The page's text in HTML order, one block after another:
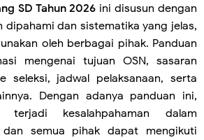
SD Tahun 2026 ini disusun dengan
dipahami dan sistematika yang jelas,
oleh berbagai pihak. Panduan
mengenai tujuan OSN, sasaran
seleksi, jadwal pelaksanaan, serta
Dengan adanya panduan ini,
terjadi kesalahpahaman dalam
dan semua pihak dapat mengikuti